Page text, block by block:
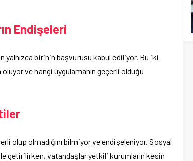
Endişeleri
yalnızca birinin başvurusu kabul ediliyor. Bu iki
oluyor ve hangi uygulamanın geçerli olduğu
olup olmadığını bilmiyor ve endişeleniyor. Sosyal
getirilirken, vatandaşlar yetkili kurumların kesin